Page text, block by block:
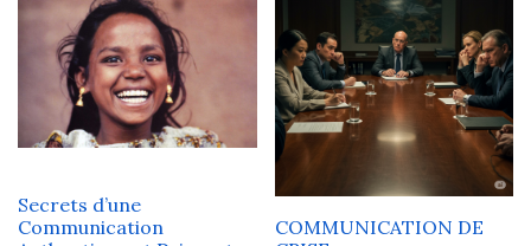
Secrets d’une
Communication
COMMUNICATION DE